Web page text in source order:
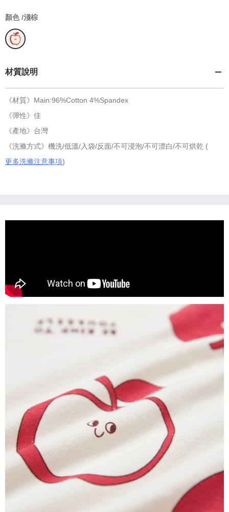
顏色 /淺棕
材質說明
《材質》Main:96%Cotton 4%Spandex
《彈性》佳
《產地》台灣
《洗滌方式》機洗/低溫/入袋/反面/不可浸泡/不可漂白/不可烘乾 (
更多洗滌注意事項)